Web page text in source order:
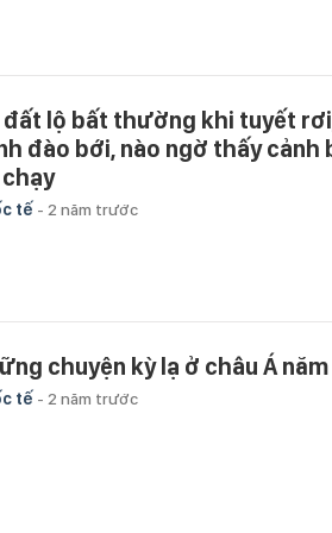
đất lộ bất thường khi tuyết
đào bới, nào ngờ thấy cảnh
tế - 2 năm trước
chuyện kỳ lạ ở châu Á
tế - 2 năm trước